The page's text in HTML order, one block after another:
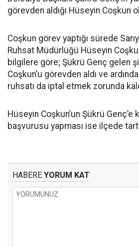
görevden aldığı Hüseyin Coşkun
Coşkun görev yaptığı sürede
Ruhsat Müdürlüğü Hüseyin
bilgilere göre; Şükrü Genç gelen
Coşkun’u görevden aldı ve
ruhsatı da iptal etmek zorunda
Hüseyin Coşkun’un Şükrü Genç’e
başvurusu yapması ise ilçede
HABERE YORUM KAT